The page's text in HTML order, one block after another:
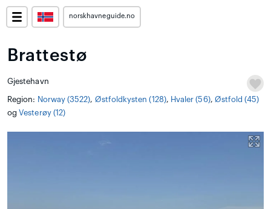
norskhavneguide.no
Brattestø
Gjestehavn
Region: Norway (3522), Østfoldkysten (128), Hvaler (56), Østfold (45)
ogVesterøy (12)